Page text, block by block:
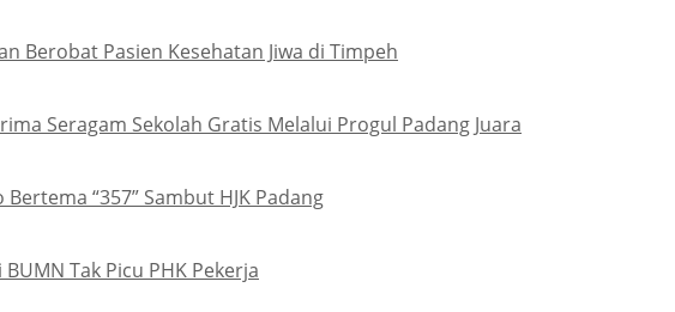
Berobat Pasien Kesehatan Jiwa di Timpeh
Seragam Sekolah Gratis Melalui Progul Padang Juara
“357” Sambut HJK Padang
Tak Picu PHK Pekerja